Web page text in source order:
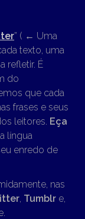
” ( ← Uma
texto, uma
refletir. É
do
que cada
frases e seus
leitores. Eça
língua
enredo de
nas
, Tumblr e,